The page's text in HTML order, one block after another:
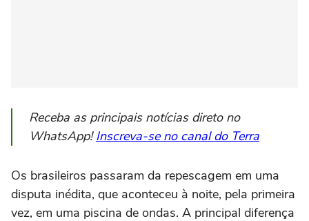
Receba as principais notícias direto no
WhatsApp!Inscreva-se no canal do Terra
Os brasileiros passaram da repescagem em uma
disputa inédita, que aconteceu à noite, pela primeira
vez, em uma piscina de ondas. A principal diferença